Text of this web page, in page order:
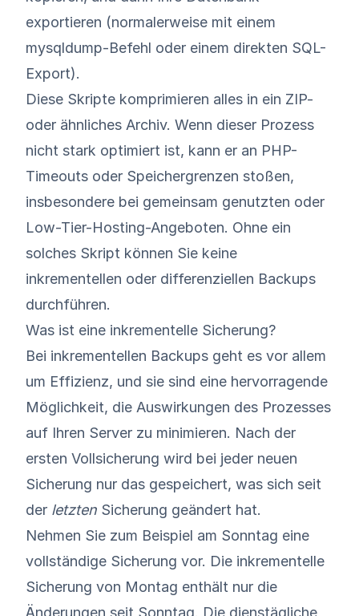
exportieren (normalerweise mit einem
mysqldump-Befehl oder einem direkten SQL-
Export).
Diese Skripte komprimieren alles in ein ZIP-
oder ähnliches Archiv. Wenn dieser Prozess
nicht stark optimiert ist, kann er an PHP-
Timeouts oder Speichergrenzen stoßen,
insbesondere bei gemeinsam genutzten oder
Low-Tier-Hosting-Angeboten. Ohne ein
solches Skript können Sie keine
inkrementellen oder differenziellen Backups
durchführen.
Was ist eine inkrementelle Sicherung?
Bei inkrementellen Backups geht es vor allem
um Effizienz, und sie sind eine hervorragende
Möglichkeit, die Auswirkungen des Prozesses
auf Ihren Server zu minimieren. Nach der
ersten Vollsicherung wird bei jeder neuen
Sicherung nur das gespeichert, was sich seit
der letzten Sicherung geändert hat.
Nehmen Sie zum Beispiel am Sonntag eine
vollständige Sicherung vor. Die inkrementelle
Sicherung von Montag enthält nur die
Änderungen seit Sonntag. Die dienstägliche